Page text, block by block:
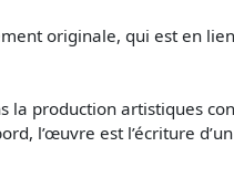
originale, qui est en
la production artistiques
l’œuvre est l’écriture